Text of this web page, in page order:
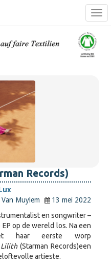
Records)
Van Muylem
13 mei 2022
en songwriter –
op de wereld los. Na een
haar eerste worp
Lilith(Starman Records)een
artieste.